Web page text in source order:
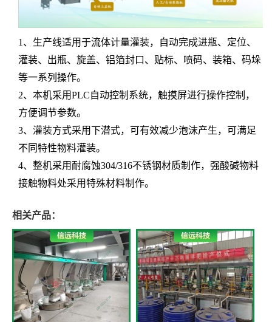
1、生产线适用于流体计量灌装，自动完成进瓶、定位、
灌装、出瓶、旋盖、铝箔封口、贴标、喷码、装箱、码垛
等一系列操作。
2、本机采用PLC自动控制系统，触摸屏进行操作控制，
方便调节参数。
3、灌装方式采用下潜式，可有效减少泡沫产生，可满足
不同特性物料灌装。
4、整机采用耐腐蚀304/316不锈钢材质制作，强酸碱物料
接触物料处采用特殊材料制作。
相关产品：